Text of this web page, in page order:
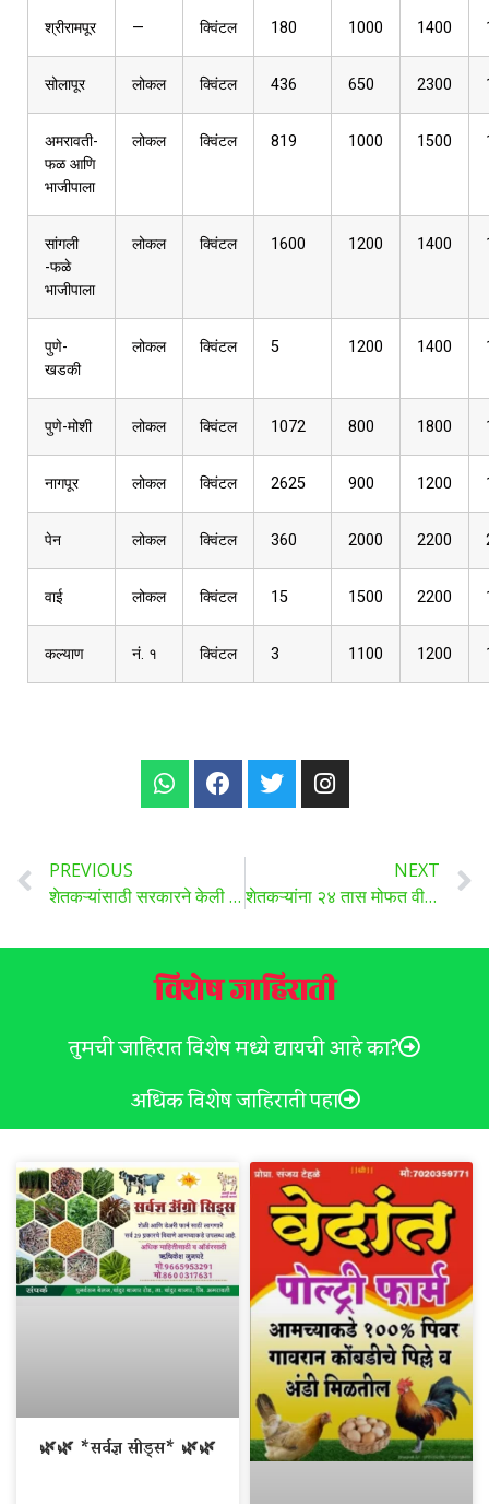
श्रीरामपूर — क्विंटल 180 1000 1400
सोलापूर लोकल क्विंटल 436 650 2300
अमरावती-
फळ आणि
भाजीपाला
लोकल क्विंटल 819 1000 1500
सांगली
-फळे
भाजीपाला
लोकल क्विंटल 1600 1200 1400
पुणे-
खडकी
लोकल क्विंटल 5 1200 1400
पुणे-मोशी लोकल क्विंटल 1072 800 1800
नागपूर लोकल क्विंटल 2625 900 1200
पेन लोकल क्विंटल 360 2000 2200
वाई लोकल क्विंटल 15 1500 2200
कल्याण नं. १ क्विंटल 3 1100 1200
PREVIOUS
शेतकऱ्यांसाठी सरकारने केली नवीन सेवा सुरू, कसा फायदा घ्यायचा? जाणून घ्या सविस्तर ..
NEXT
शेतकऱ्यांना २४ तास मोफत वीज, आत्महत्याग्रस्त कुटुंबांना ५ लाखांची मदत, एकरी १० हजार रुपये, केसीआर यांनी राज्यात रणशिंग फुंकले…
विशेष जाहिराती
तुमची जाहिरात विशेष मध्ये द्यायची आहे का?
अधिक विशेष जाहिराती पहा
🌿🌿 *सर्वज्ञ सीड्स* 🌿🌿